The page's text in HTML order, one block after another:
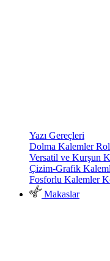
Yazı Gereçleri
Dolma Kalemler
Versatil ve Kurşun
Çizim-Grafik
Fosforlu Kalemler
Makaslar